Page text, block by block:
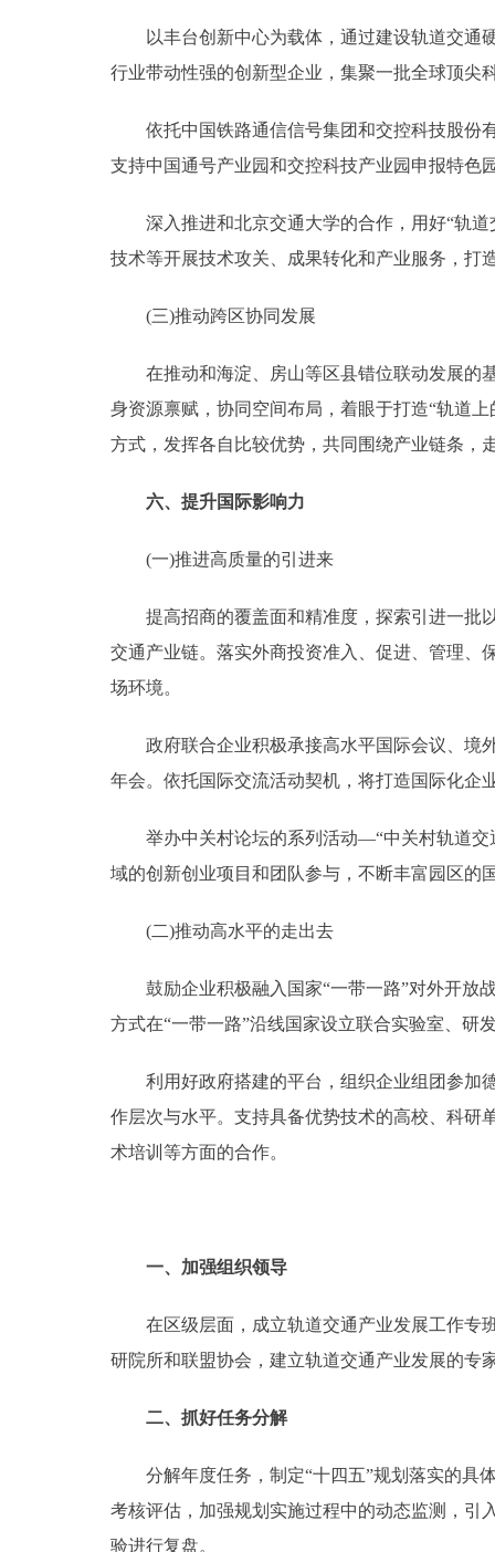
以丰台创新中心为载体，通过建设轨道交通硬
行业带动性强的创新型企业，集聚一批全球顶尖
依托中国铁路通信信号集团和交控科技股份有
支持中国通号产业园和交控科技产业园申报特色
深入推进和北京交通大学的合作，用好“轨道
技术等开展技术攻关、成果转化和产业服务，打
(三)推动跨区协同发展
在推动和海淀、房山等区县错位联动发展的基
身资源禀赋，协同空间布局，着眼于打造“轨道
方式，发挥各自比较优势，共同围绕产业链条，
六、提升国际影响力
(一)推进高质量的引进来
提高招商的覆盖面和精准度，探索引进一批以
交通产业链。落实外商投资准入、促进、管理、
场环境。
政府联合企业积极承接高水平国际会议、境外
年会。依托国际交流活动契机，将打造国际化企
举办中关村论坛的系列活动—“中关村轨道交
域的创新创业项目和团队参与，不断丰富园区的
(二)推动高水平的走出去
鼓励企业积极融入国家“一带一路”对外开放战
方式在“一带一路”沿线国家设立联合实验室、研
利用好政府搭建的平台，组织企业组团参加德
作层次与水平。支持具备优势技术的高校、科研
术培训等方面的合作。
一、加强组织领导
在区级层面，成立轨道交通产业发展工作专班
研院所和联盟协会，建立轨道交通产业发展的专
二、抓好任务分解
分解年度任务，制定“十四五”规划落实的具体
考核评估，加强规划实施过程中的动态监测，引
验进行复盘。